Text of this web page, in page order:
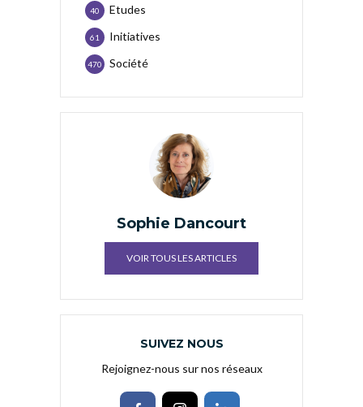
Etudes
40
Initiatives
61
Société
470
Sophie Dancourt
VOIR TOUS LES ARTICLES
SUIVEZ NOUS
Rejoignez-nous sur nos réseaux